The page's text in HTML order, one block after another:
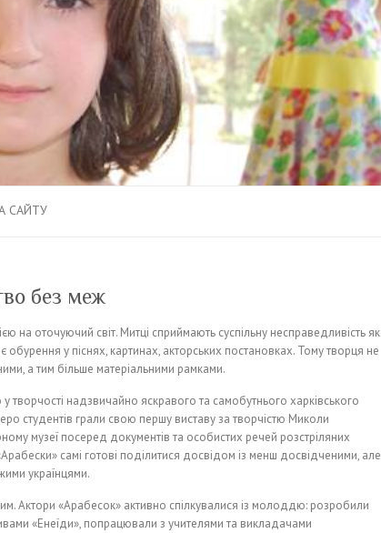
САЙТУ
без меж
на оточуючий світ. Митці сприймають суспільну несправедливість як
обурення у піснях, картинах, акторських постановках. Тому творця не
а тим більше матеріальними рамками.
надзвичайно яскравого та самобутнього харківського
студентів грали свою першу виставу за творчістю Миколи
музеї посеред документів та особистих речей розстріляних
самі готові поділитися досвідом із менш досвідченими, але
українцями.
Актори «Арабесок» активно спілкувалися із молоддю: розробили
«Енеїди», попрацювали з учителями та викладачами